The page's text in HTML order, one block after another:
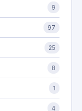
9
97
25
8
1
4